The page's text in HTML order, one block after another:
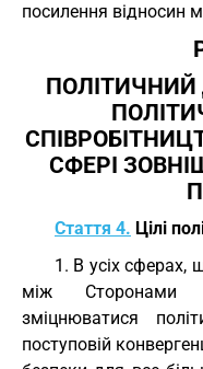
посилення відносин
ПОЛІТИЧНИЙ
СФЕРІ
Стаття 4. Цілі
1. В усіх сферах,
між Сторонами
зміцнюватися
поступовій